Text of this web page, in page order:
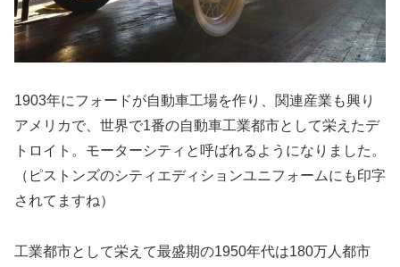
1903年にフォードが自動車工場を作り、関連産業も興り
アメリカで、世界で1番の自動車工業都市として栄えたデ
トロイト。モーターシティと呼ばれるようになりました。
（ピストンズのシティエディションユニフォームにも印字
されてますね）
工業都市として栄えて最盛期の1950年代は180万人都市